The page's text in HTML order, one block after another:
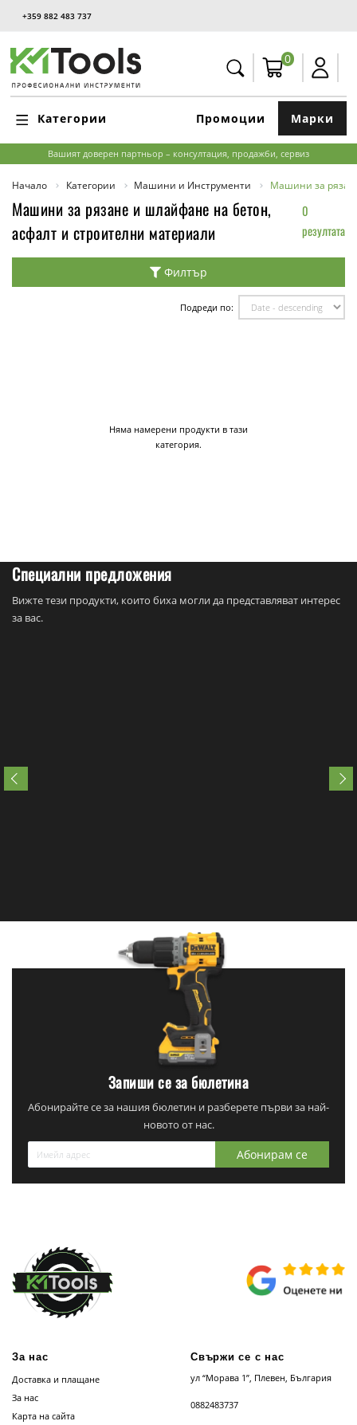
+359 882 483 737
0
Категории Марки
Промоции
Вашият доверен партньор – консултация, продажби, сервиз
Начало Категории Машини и Инструменти Машини за
Машини за рязане и шлайфане на бетон,
асфалт и строителни материали
0
резултата
Филтър
Подреди по:
Няма намерени продукти в тази
категория.
Специални предложения
Вижте тези продукти, които биха могли да представляват интерес
за вас.
Запиши се за бюлетина
Абонирайте се за нашия бюлетин и разберете първи за най-
новото от нас.
Абонирам се
За нас
Доставка и плащане
За нас
Карта на сайта
Свържи се с нас
ул “Морава 1”, Плевен, България
0882483737